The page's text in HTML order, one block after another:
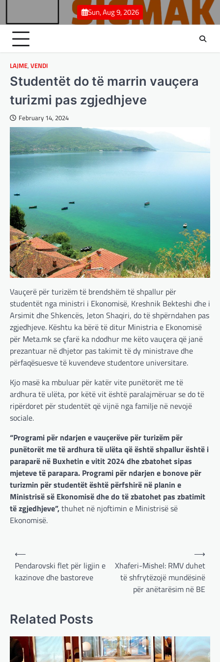
content
Sun, Aug 9, 2026
LAJME, VENDI
Studentët do të marrin vauçera
turizmi pas zgjedhjeve
February 14, 2024
Vauçerë për turizëm të brendshëm të shpallur për
studentët nga ministri i Ekonomisë, Kreshnik Bekteshi dhe i
Arsimit dhe Shkencës, Jeton Shaqiri, do të shpërndahen pas
zgjedhjeve. Kështu ka bërë të ditur Ministria e Ekonomisë
për Meta.mk se çfarë ka ndodhur me këto vauçera që janë
prezantuar në dhjetor pas takimit të dy ministrave dhe
përfaqësuesve të kuvendeve studentore universitare.
Kjo masë ka mbuluar për katër vite punëtorët me të
ardhura të ulëta, por këtë vit është paralajmëruar se do të
ripërdoret për studentët që vijnë nga familje në nevojë
sociale.
“Programi për ndarjen e vauçerëve për turizëm për
punëtorët me të ardhura të ulëta që është shpallur është i
paraparë në Buxhetin e vitit 2024 dhe zbatohet sipas
mjeteve të parapara. Programi për ndarjen e bonove për
turizmin për studentët është përfshirë në planin e
Ministrisë së Ekonomisë dhe do të zbatohet pas zbatimit
të zgjedhjeve”,thuhet në njoftimin e Ministrisë së
Ekonomisë.
Post
navigation
⟵
Pendarovski flet për ligjin e
kazinove dhe bastoreve
Xhaferi-Mishel: RMV duhet
të shfrytëzojë mundësinë
për anëtarësim në BE
⟶
Related Posts